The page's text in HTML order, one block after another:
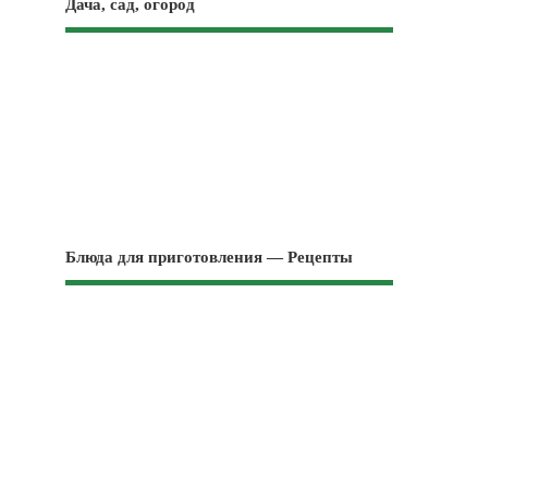
Дача, сад, огород
Блюда для приготовления — Рецепты